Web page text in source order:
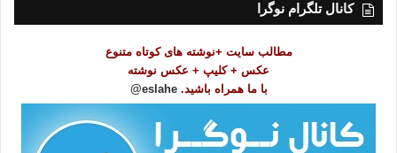
کانال تلگرام نوگرا
مطالب سایت +نوشته های کوتاه متنوع
عکس + کلیپ + عکس نوشته
با ما همراه باشید. eslahe@